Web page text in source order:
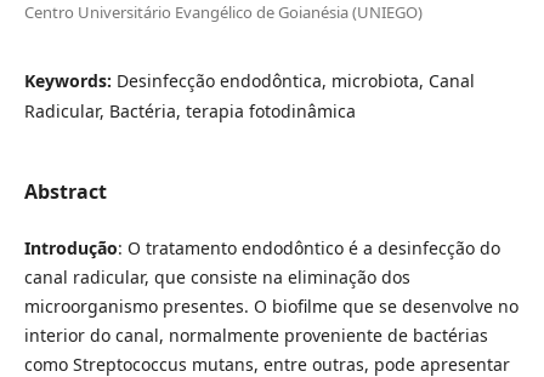
Centro Universitário Evangélico de Goianésia (UNIEGO)
Keywords: Desinfecção endodôntica, microbiota, Canal
Radicular, Bactéria, terapia fotodinâmica
Abstract
Introdução: O tratamento endodôntico é a desinfecção do
canal radicular, que consiste na eliminação dos
microorganismo presentes. O biofilme que se desenvolve no
interior do canal, normalmente proveniente de bactérias
como Streptococcus mutans, entre outras, pode apresentar